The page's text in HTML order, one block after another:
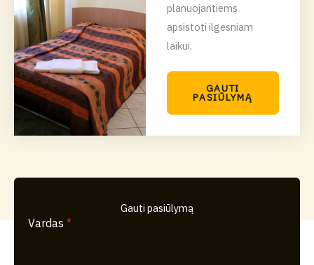
planuojantiems
apsistoti ilgesniam
laikui.
GAUTI
PASIŪLYMĄ
Gauti pasiūlymą
Vardas *